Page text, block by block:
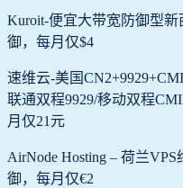
Kuroit-便宜大带宽防御型新
御，每月仅$4
速维云-美国
联通双程9929/移动双程
月仅21元
AirNode Hosting – 荷兰
御，每月仅€2